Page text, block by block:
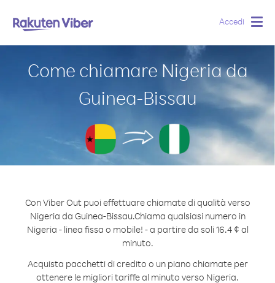
Accedi
Come chiamare Nigeria da
Guinea-Bissau
Con Viber Out puoi effettuare chiamate di qualità verso
Nigeria da Guinea-Bissau.Chiama qualsiasi numero in
Nigeria - linea fissa o mobile! - a partire da soli 16.4 ¢ al
minuto.
Acquista pacchetti di credito o un piano chiamate per
ottenere le migliori tariffe al minuto verso Nigeria.